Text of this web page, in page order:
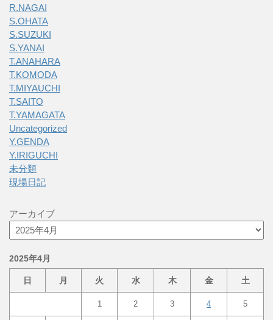
R.NAGAI
S.OHATA
S.SUZUKI
S.YANAI
T.ANAHARA
T.KOMODA
T.MIYAUCHI
T.SAITO
T.YAMAGATA
Uncategorized
Y.GENDA
Y.IRIGUCHI
未分類
現場日記
アーカイブ
2025年4月
日 月 火 水 木 金 土
1 2 3 4 5